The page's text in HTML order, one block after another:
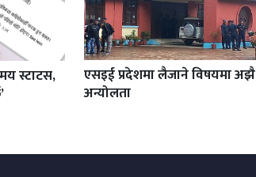
स्टाटस,
एसइई प्रदेशमा लैजाने विषयमा अझै
अन्योलता